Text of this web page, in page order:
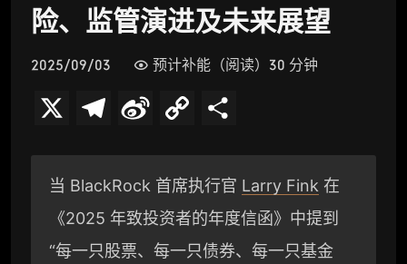
险、监管演进及未来展望
2025/09/03 预计补能（阅读）30 分钟
l
e
g
n
a
W
p
y
L
当 BlackRock 首席执行官 Larry Fink 在
《2025 年致投资者的年度信函》中提到
“每一只股票、每一只债券、每一只基金